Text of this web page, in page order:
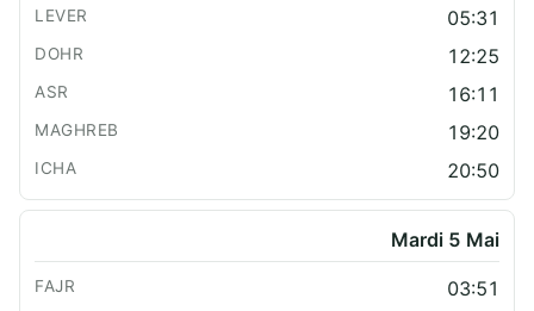
05:31
12:25
16:11
19:20
20:50
Mardi 5 Mai
03:51